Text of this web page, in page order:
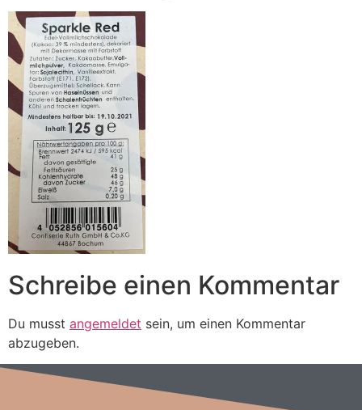
Schreibe einen Kommentar
Du musst angemeldet sein, um einen Kommentar
abzugeben.